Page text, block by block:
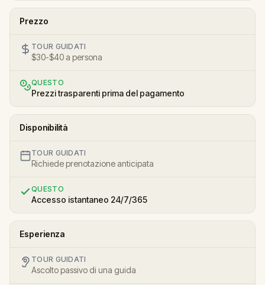
Prezzo
TOUR GUIDATI
$30-$40 a persona
QUESTO
Prezzi trasparenti prima del pagamento
Disponibilità
TOUR GUIDATI
Richiede prenotazione anticipata
QUESTO
Accesso istantaneo 24/7/365
Esperienza
TOUR GUIDATI
Ascolto passivo di una guida